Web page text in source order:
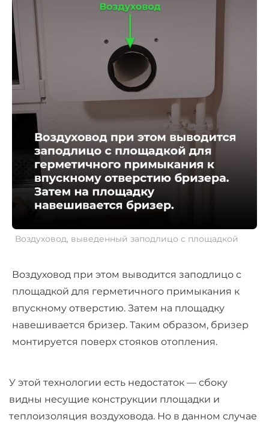
Воздуховод, выведенный заподлицо с площадкой
Воздуховод при этом выводится заподлицо с
площадкой для герметичного примыкания к
впускному отверстию. Затем на площадку
навешивается бризер. Таким образом, бризер
монтируется поверх стояков отопления.
У этой технологии есть недостаток — сбоку
видны несущие конструкции площадки и
теплоизоляция воздуховода. Но в данном случае